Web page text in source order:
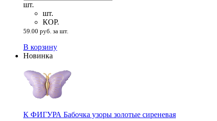
шт.
шт.
КОР.
59.00 руб. за шт.
В корзину
Новинка
К ФИГУРА Бабочка узоры золотые сиреневая